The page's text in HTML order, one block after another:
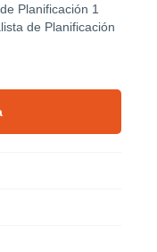
Planificación 1
de Planificación